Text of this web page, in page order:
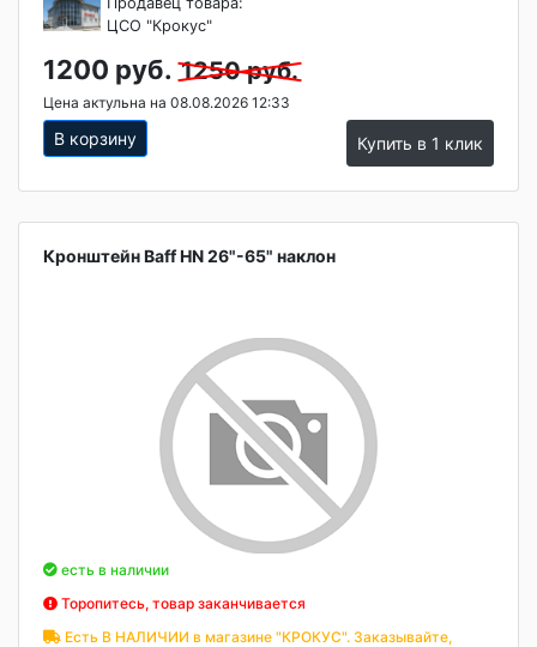
ЦСО "Крокус"
1200 руб. 1250 руб.
Цена актульна на 08.08.2026 12:33
В корзину Купить в 1 клик
Кронштейн Baff HN 26"-65" наклон
есть в наличии
Торопитесь, товар заканчивается
Есть В НАЛИЧИИ в магазине "КРОКУС". Заказывайте,